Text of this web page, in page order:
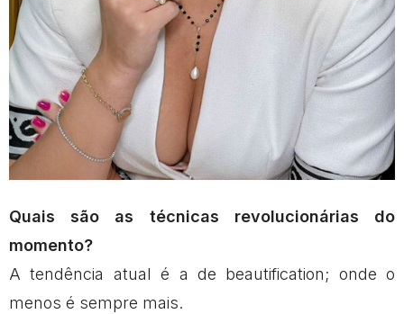
Quais são as técnicas revolucionárias do
momento?
A tendência atual é a de beautification; onde o
menos é sempre mais.